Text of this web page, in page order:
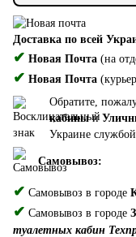
Доставка по всей
✔ Новая Почта (на
✔ Новая Почта
Обратите,
кабиныи
Украине службой
Самовывоз:
✔ Самовывоз в городе
✔ Самовывоз в городе
туалетных кабин